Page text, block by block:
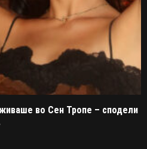
во Сен Тропе – сподели